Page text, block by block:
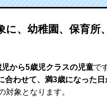
、幼稚園、保育所
から5歳児クラスの児童で
わせて、満3歳になった
対象となります。